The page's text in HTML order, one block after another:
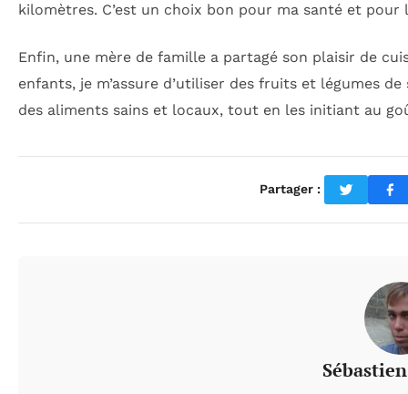
kilomètres. C’est un choix bon pour ma santé et pour
Enfin, une mère de famille a partagé son plaisir de
enfants, je m’assure d’utiliser des fruits et légumes
des aliments sains et locaux, tout en les initiant au
Partager :